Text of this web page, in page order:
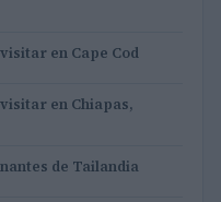
en Cape Cod
en Chiapas,
de Tailandia